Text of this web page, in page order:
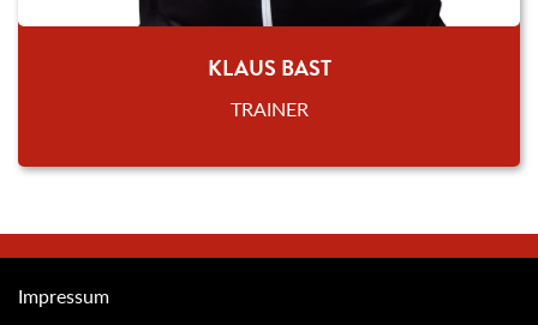
KLAUS BAST
TRAINER
Impressum